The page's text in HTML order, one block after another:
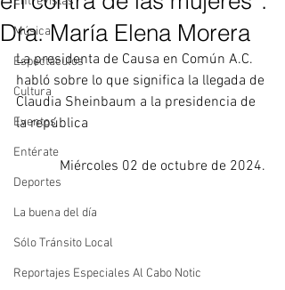
Música
Espectáculos
Cultura
Eventos
Entérate
Deportes
La buena del día
Sólo Tránsito Local
Reportajes Especiales Al Cabo Notic
Dra. María Elena Morera
La presidenta de Causa en Común A.C.
habló sobre lo que significa la llegada de
Claudia Sheinbaum a la presidencia de
la república
Miércoles 02 de octubre de 2024.